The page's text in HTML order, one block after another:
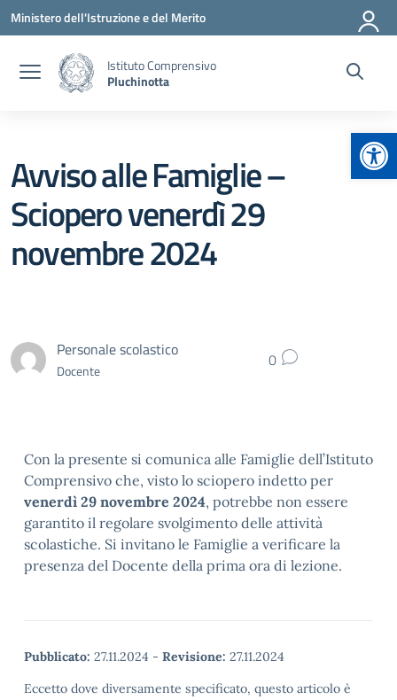
Vai ai contenuti
Vai al menu di navigazione
Vai al footer
Ministero dell'Istruzione e del Merito
Istituto Comprensivo
Pluchinotta
Avviso alle Famiglie –
Sciopero venerdì 29
novembre 2024
Personale scolastico
Docente 0
Con la presente si comunica alle Famiglie dell’Istituto
Comprensivo che, visto lo sciopero indetto per
venerdì 29 novembre 2024, potrebbe non essere
garantito il regolare svolgimento delle attività
scolastiche. Si invitano le Famiglie a verificare la
presenza del Docente della prima ora di lezione.
Pubblicato: 27.11.2024 - Revisione: 27.11.2024
Eccetto dove diversamente specificato, questo articolo è